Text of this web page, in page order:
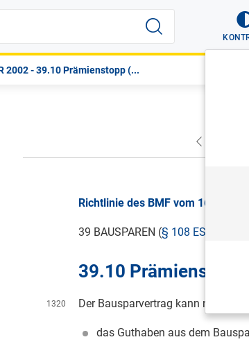
2002 - 39.10 Prämienstopp (...
Richtlinie des BMF vom
39 BAUSPAREN (§ 108 ESTG 1988
39.10 Prämienstopp (
1320 Der Bausparvertrag kann nicht
das Guthaben aus dem